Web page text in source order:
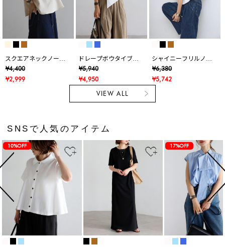
スクエアネックノース
リブラウス
¥4,400
¥2,999
ドレープボウタイブラ
ウス
¥5,940
¥4,950
シャイニーフリルノー
スリTシャツ
¥6,380
¥5,742
VIEW ALL
SNSで人気のアイテム
10%OFF 17%OFF